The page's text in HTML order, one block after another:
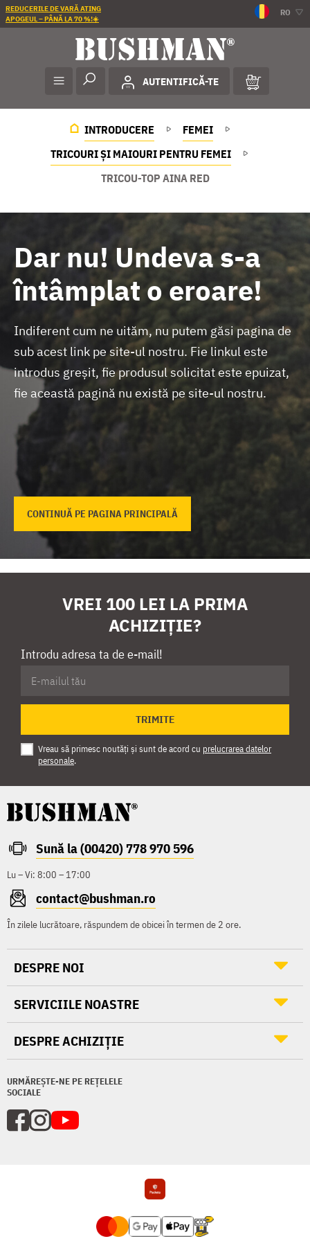
REDUCERILE DE VARĂ ATING
APOGEUL – PÂNĂ LA 70 %!☀️
RO
AUTENTIFICĂ-TE
INTRODUCERE
FEMEI
TRICOURI ȘI MAIOURI PENTRU FEMEI
TRICOU-TOP AINA RED
Dar nu! Undeva s-a
întâmplat o eroare!
Indiferent cum ne uităm, nu putem găsi pagina de
sub acest link pe site-ul nostru. Fie linkul este
introdus greșit, fie produsul solicitat este epuizat,
fie această pagină nu există pe site-ul nostru.
CONTINUĂ PE PAGINA PRINCIPALĂ
VREI 100 LEI LA PRIMA
ACHIZIȚIE?
Introdu adresa ta de e-mail!
TRIMITE
Vreau să primesc noutăți și sunt de acord cu prelucrarea datelor
personale.
Sună la (00420) 778 970 596
Lu – Vi: 8:00 – 17:00
contact@bushman.ro
În zilele lucrătoare, răspundem de obicei în termen de 2 ore.
URMĂREȘTE-NE PE REȚELELE
SOCIALE
DESPRE NOI
SERVICIILE NOASTRE
DESPRE ACHIZIȚIE